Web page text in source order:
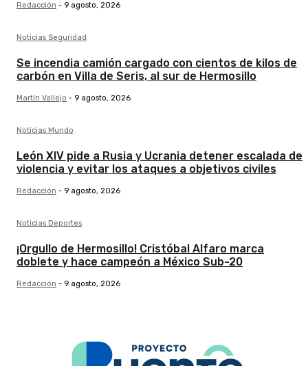
Redacción - 9 agosto, 2026
Noticias Seguridad
Se incendia camión cargado con cientos de kilos de
carbón en Villa de Seris, al sur de Hermosillo
Martín Vallejo - 9 agosto, 2026
Noticias Mundo
León XIV pide a Rusia y Ucrania detener escalada de
violencia y evitar los ataques a objetivos civiles
Redacción - 9 agosto, 2026
Noticias Deportes
¡Orgullo de Hermosillo! Cristóbal Alfaro marca
doblete y hace campeón a México Sub-20
Redacción - 9 agosto, 2026